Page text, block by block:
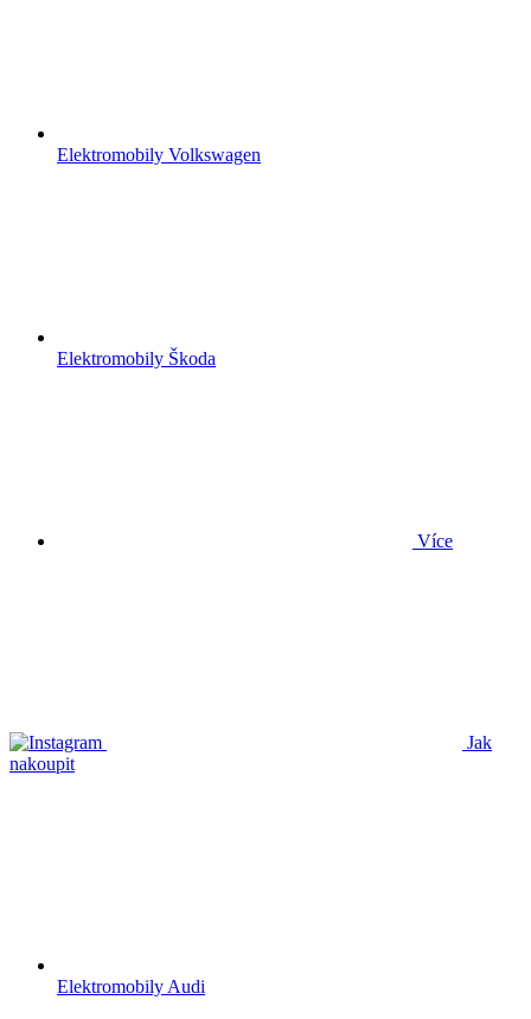
Elektromobily Volkswagen
Elektromobily Škoda
Více
Jak
nakoupit
Elektromobily Audi